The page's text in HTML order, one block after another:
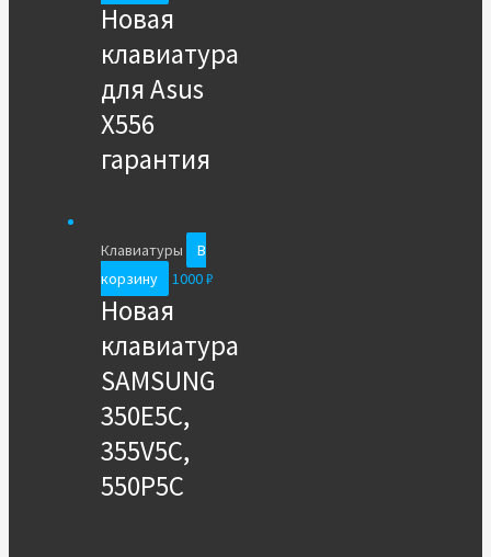
Новая
клавиатура
для Asus
X556
гарантия
Клавиатуры
В
корзину
1000₽
Новая
клавиатура
SAMSUNG
350E5С,
355V5C,
550P5C